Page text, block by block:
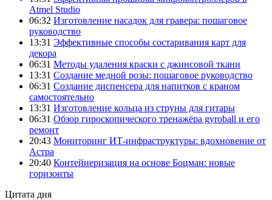
Atmel Studio
06:32 Изготовление насадок для гравера: пошаговое
руководство
13:31 Эффективные способы состаривания карт для
декора
06:31 Методы удаления краски с джинсовой ткани
13:31 Создание медной розы: пошаговое руководство
06:31 Создание диспенсера для напитков с краном
самостоятельно
13:31 Изготовление кольца из струны для гитары
06:31 Обзор гироскопического тренажёра gyroball и его
ремонт
20:43 Мониторинг ИТ-инфраструктуры: вдохновение от
Астра
20:40 Контейнеризация на основе Боцман: новые
горизонты
Цитата дня